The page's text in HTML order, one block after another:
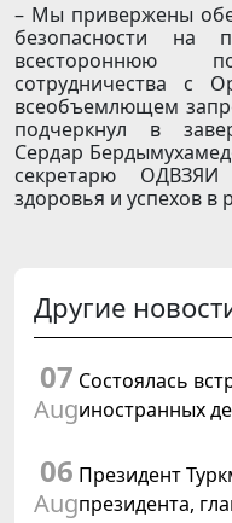
– Мы привержены
безопасности на
всестороннюю
сотрудничества с
всеобъемлющем
подчеркнул в
Сердар
секретарю
здоровья и успехов в
Другие
07
Aug
Состоялась
иностранных
Туркменистане
06
Aug
Президент
президента,